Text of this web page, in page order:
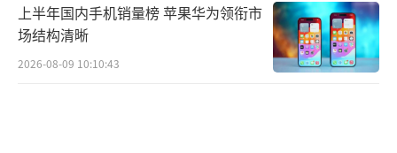
上半年国内手机销量榜 苹果华为领衔市
场结构清晰
2026-08-09 10:10:43